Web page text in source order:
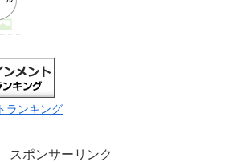
ランキング
スポンサーリンク